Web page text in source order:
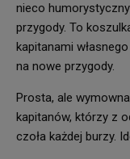
nieco
przygody. To
kapitanami
na nowe przygody.
Prosta, ale
kapitanów, którzy z
czoła każdej burzy.